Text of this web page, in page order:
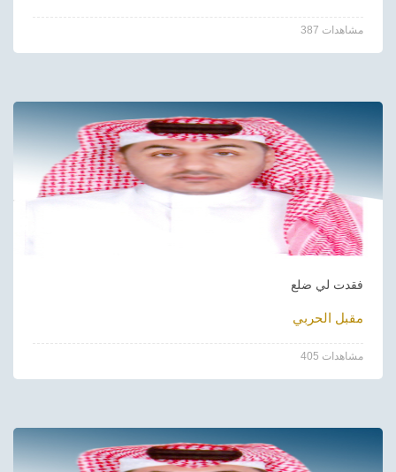
387 مشاهدات
فقدت لي ضلع
مقبل الحربي
405 مشاهدات